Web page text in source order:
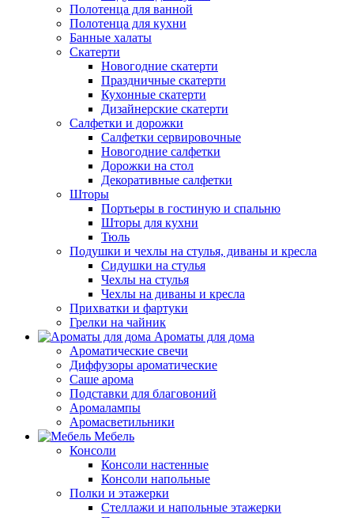
Полотенца для ванной
Полотенца для кухни
Банные халаты
Скатерти
Новогодние скатерти
Праздничные скатерти
Кухонные скатерти
Дизайнерские скатерти
Салфетки и дорожки
Салфетки сервировочные
Новогодние салфетки
Дорожки на стол
Декоративные салфетки
Шторы
Портьеры в гостиную и спальню
Шторы для кухни
Тюль
Подушки и чехлы на стулья, диваны и кресла
Сидушки на стулья
Чехлы на стулья
Чехлы на диваны и кресла
Прихватки и фартуки
Грелки на чайник
Ароматы для дома
Ароматические свечи
Диффузоры ароматические
Саше арома
Подставки для благовоний
Аромалампы
Аромасветильники
Мебель
Консоли
Консоли настенные
Консоли напольные
Полки и этажерки
Стеллажи и напольные этажерки